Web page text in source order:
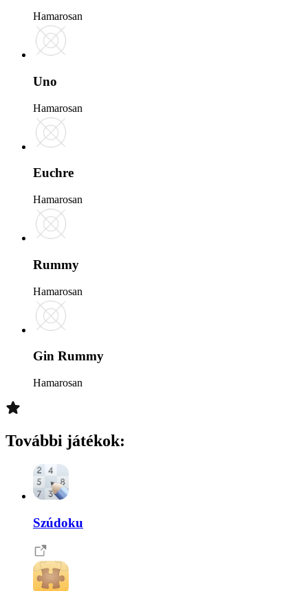
Hamarosan
Uno
Hamarosan
Euchre
Hamarosan
Rummy
Hamarosan
Gin Rummy
Hamarosan
További játékok:
Szúdoku